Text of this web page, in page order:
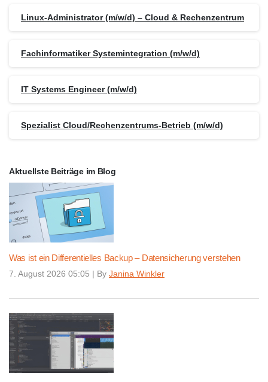
Linux-Administrator (m/w/d) – Cloud & Rechenzentrum
Fachinformatiker Systemintegration (m/w/d)
IT Systems Engineer (m/w/d)
Spezialist Cloud/Rechenzentrums-Betrieb (m/w/d)
Aktuellste Beiträge im Blog
Was ist ein Differentielles Backup – Datensicherung verstehen
7. August 2026 05:05 | By Janina Winkler